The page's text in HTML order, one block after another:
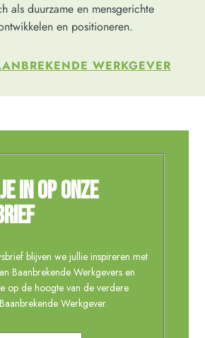
als duurzame en mensgerichte
en positioneren.
WERKGEVER